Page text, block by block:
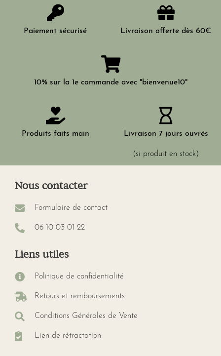
Paiement sécurisé Livraison offerte dès 60€
10% sur la 1e commande avec "bienvenue10"
Produits faits main Livraison 7 jours ouvrés
(si produit en stock)
Nous contacter
Formulaire de contact
06 10 03 01 22
Liens utiles
Politique de confidentialité
Retours et remboursements
Conditions Générales de Vente
Lien de rétractation